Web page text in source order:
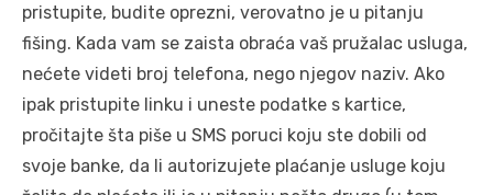
pristupite, budite oprezni, verovatno je u pitanju
fišing. Kada vam se zaista obraća vaš pružalac usluga,
nećete videti broj telefona, nego njegov naziv. Ako
ipak pristupite linku i uneste podatke s kartice,
pročitajte šta piše u SMS poruci koju ste dobili od
svoje banke, da li autorizujete plaćanje usluge koju